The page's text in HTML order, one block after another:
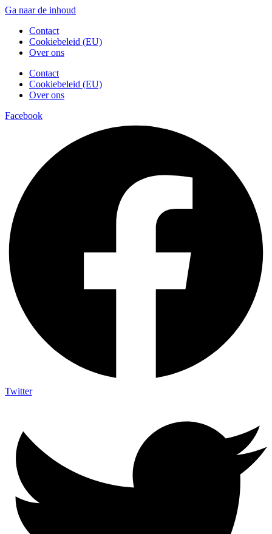
Ga naar de inhoud
Contact
Cookiebeleid (EU)
Over ons
Contact
Cookiebeleid (EU)
Over ons
Facebook
Twitter